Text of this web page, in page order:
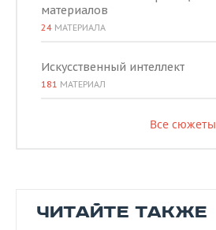
материалов
24 МАТЕРИАЛА
Искусственный интеллект
181 МАТЕРИАЛ
Все сюжеты
ЧИТАЙТЕ ТАКЖЕ